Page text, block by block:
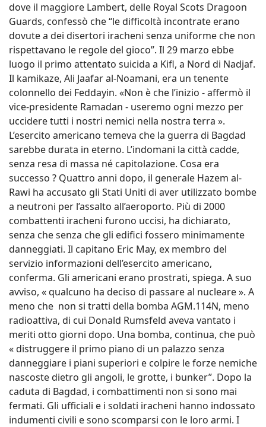
dove il maggiore Lambert, delle Royal Scots Dragoon
Guards, confessò che “le difficoltà incontrate erano
dovute a dei disertori iracheni senza uniforme che non
rispettavano le regole del gioco”. Il 29 marzo ebbe
luogo il primo attentato suicida a Kifl, a Nord di Nadjaf.
Il kamikaze, Ali Jaafar al-Noamani, era un tenente
colonnello dei Feddayin. «Non è che l’inizio - affermò il
vice-presidente Ramadan - useremo ogni mezzo per
uccidere tutti i nostri nemici nella nostra terra ».
L’esercito americano temeva che la guerra di Bagdad
sarebbe durata in eterno. L’indomani la città cadde,
senza resa di massa né capitolazione. Cosa era
successo ? Quattro anni dopo, il generale Hazem al-
Rawi ha accusato gli Stati Uniti di aver utilizzato bombe
a neutroni per l’assalto all’aeroporto. Più di 2000
combattenti iracheni furono uccisi, ha dichiarato,
senza che senza che gli edifici fossero minimamente
danneggiati. Il capitano Eric May, ex membro del
servizio informazioni dell’esercito americano,
conferma. Gli americani erano prostrati, spiega. A suo
avviso, « qualcuno ha deciso di passare al nucleare ». A
meno che non si tratti della bomba AGM.114N, meno
radioattiva, di cui Donald Rumsfeld aveva vantato i
meriti otto giorni dopo. Una bomba, continua, che può
« distruggere il primo piano di un palazzo senza
danneggiare i piani superiori e colpire le forze nemiche
nascoste dietro gli angoli, le grotte, i bunker”. Dopo la
caduta di Bagdad, i combattimenti non si sono mai
fermati. Gli ufficiali e i soldati iracheni hanno indossato
indumenti civili e sono scomparsi con le loro armi. I